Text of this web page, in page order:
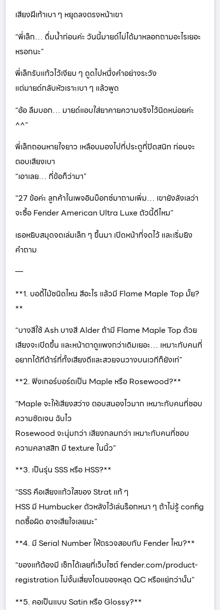
เสียงฝีเท้าเบา ๆ หยุดลงตรงหน้าเขา
“พี่เล็ก… ดื่มน้ำก่อนค่ะ วันนี้มายด์ไม่ได้มาหลอกถามอะไรเยอะ
หรอกนะ”
พี่เล็กรับแก้วไว้เงียบ ๆ ดูดไปหนึ่งคำอย่างระวัง
แต่มายด์กลับหัวเราะเบา ๆ แล้วพูด
“อ้อ ลืมบอก… มายด์แอบใส่ยาคายความจริงไว้นิดหน่อยค่ะ
^^”
พี่เล็กถอนหายใจยาว เหลือบมองไปที่ประตูที่ปิดสนิท ก่อนจะ
ตอบเสียงเบา
“เอาเลย… กี่ข้อก็ว่ามา”
“27 ข้อค่ะ ลูกค้าในเพจอินบ็อกซ์มาถามเพิ่ม… เขายังลังเลว่า
จะซื้อ Fender American Ultra Luxe ตัวนี้ดีไหม”
เธอหยิบสมุดจดเล่มเล็ก ๆ ขึ้นมา เปิดหน้าที่จดไว้ และเริ่มยิง
คำถาม
—
**1. บอดี้ไม้ชนิดไหน สีอะไร แล้วมี Flame Maple Top มั้ย?
**
“บางสีใช้ Ash บางสี Alder ถ้ามี Flame Maple Top ด้วย
เสียงจะเปิดขึ้น และหน้าตาดูแพงกว่าเดิมเยอะ… เหมาะกับคนที่
อยากได้กีต้าร์ที่ทั้งเสียงดีและสวยจนวางบนเวทีก็ยังเท่”
**2. ฟิงเกอร์บอร์ดเป็น Maple หรือ Rosewood?**
“Maple จะให้เสียงสว่าง ตอบสนองไวมาก เหมาะกับคนที่ชอบ
ความชัดเจน ฉับไว
Rosewood จะนุ่มกว่า เสียงกลมกว่า เหมาะกับคนที่ชอบ
ความคลาสสิก มี texture ในนิ้ว”
**3. เป็นรุ่น SSS หรือ HSS?**
“SSS คือเสียงแก้วใสของ Strat แท้ ๆ
HSS มี Humbucker ตัวหลังไว้เล่นร็อกหนา ๆ ถ้าไม่รู้ config
กดซื้อผิด อาจเสียใจเลยนะ”
**4. มี Serial Number ให้ตรวจสอบกับ Fender ไหม?**
“ของแท้ต้องมี เช็กได้เลยที่เว็บไซต์ fender.com/product-
registration ไม่งั้นเสี่ยงโดนของหลุด QC หรือแย่กว่านั้น”
**5. คอเป็นแบบ Satin หรือ Glossy?**